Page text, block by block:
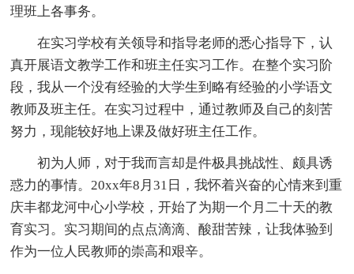
理班上各事务。
在实习学校有关领导和指导老师的悉心指导下，认
真开展语文教学工作和班主任实习工作。在整个实习阶
段，我从一个没有经验的大学生到略有经验的小学语文
教师及班主任。在实习过程中，通过教师及自己的刻苦
努力，现能较好地上课及做好班主任工作。
初为人师，对于我而言却是件极具挑战性、颇具诱
惑力的事情。20xx年8月31日，我怀着兴奋的心情来到重
庆丰都龙河中心小学校，开始了为期一个月二十天的教
育实习。实习期间的点点滴滴、酸甜苦辣，让我体验到
作为一位人民教师的崇高和艰辛。